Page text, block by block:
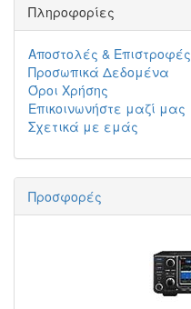
Πληροφορίες
Αποστολές & Επιστροφές
Προσωπικά Δεδομένα
Όροι Χρήσης
Επικοινωνήστε μαζί μας
Σχετικά με εμάς
Προσφορές